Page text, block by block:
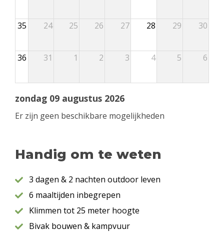
35 24 25 26 27 28 29 30
36 31 1 2 3 4 5 6
zondag 09 augustus 2026
Er zijn geen beschikbare mogelijkheden
Handig om te weten
3 dagen & 2 nachten outdoor leven
6 maaltijden inbegrepen
Klimmen tot 25 meter hoogte
Bivak bouwen & kampvuur